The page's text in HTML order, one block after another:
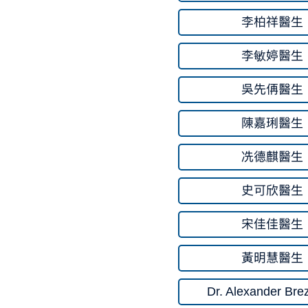
李柏祥醫生
李敏婷醫生
吳先侢醫生
陳嘉琍醫生
冼德麒醫生
史可欣醫生
宋佳佳醫生
黃明慧醫生
Dr. Alexander